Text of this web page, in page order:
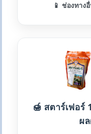
📱 ช่องทาง
🍯 สตาร์เฟอร์
ผ